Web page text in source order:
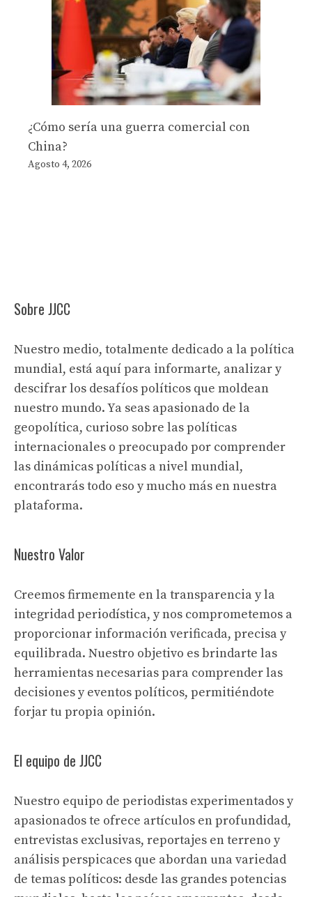
¿Cómo sería una guerra comercial con
China?
Agosto 4, 2026
Sobre JJCC
Nuestro medio, totalmente dedicado a la política
mundial, está aquí para informarte, analizar y
descifrar los desafíos políticos que moldean
nuestro mundo. Ya seas apasionado de la
geopolítica, curioso sobre las políticas
internacionales o preocupado por comprender
las dinámicas políticas a nivel mundial,
encontrarás todo eso y mucho más en nuestra
plataforma.
Nuestro Valor
Creemos firmemente en la transparencia y la
integridad periodística, y nos comprometemos a
proporcionar información verificada, precisa y
equilibrada. Nuestro objetivo es brindarte las
herramientas necesarias para comprender las
decisiones y eventos políticos, permitiéndote
forjar tu propia opinión.
El equipo de JJCC
Nuestro equipo de periodistas experimentados y
apasionados te ofrece artículos en profundidad,
entrevistas exclusivas, reportajes en terreno y
análisis perspicaces que abordan una variedad
de temas políticos: desde las grandes potencias